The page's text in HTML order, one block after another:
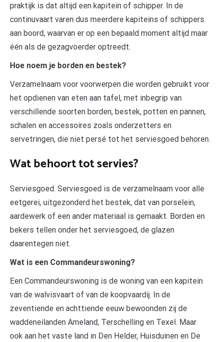
praktijk is dat altijd een kapitein of schipper. In de
continuvaart varen dus meerdere kapiteins of schippers
aan boord, waarvan er op een bepaald moment altijd maar
één als de gezagvoerder optreedt.
Hoe noem je borden en bestek?
Verzamelnaam voor voorwerpen die worden gebruikt voor
het opdienen van eten aan tafel, met inbegrip van
verschillende soorten borden, bestek, potten en pannen,
schalen en accessoires zoals onderzetters en
servetringen, die niet persé tot het serviesgoed behoren.
Wat behoort tot servies?
Serviesgoed. Serviesgoed is de verzamelnaam voor alle
eetgerei, uitgezonderd het bestek, dat van porselein,
aardewerk of een ander materiaal is gemaakt. Borden en
bekers tellen onder het serviesgoed, de glazen
daarentegen niet.
Wat is een Commandeurswoning?
Een Commandeurswoning is de woning van een kapitein
van de walvisvaart of van de koopvaardij. In de
zeventiende en achttiende eeuw bewoonden zij de
waddeneilanden Ameland, Terschelling en Texel. Maar
ook aan het vaste land in Den Helder, Huisduinen en De